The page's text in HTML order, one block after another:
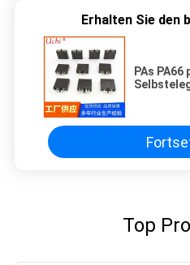
Erhalten Sie den
PAs
Top